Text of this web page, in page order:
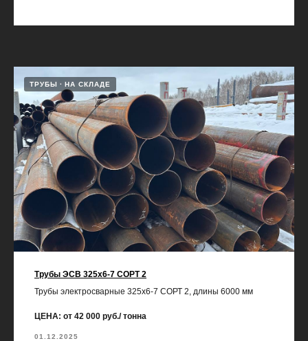
ТРУБЫ НА СКЛАДЕ
Трубы ЭСВ 325х6-7 СОРТ 2
Трубы электросварные 325х6-7 СОРТ 2, длины 6000 мм
ЦЕНА: от 42 000 руб./ тонна
01.12.2025